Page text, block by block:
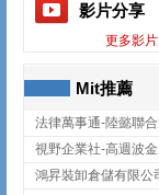
影片分享
更多影片
Mit推薦